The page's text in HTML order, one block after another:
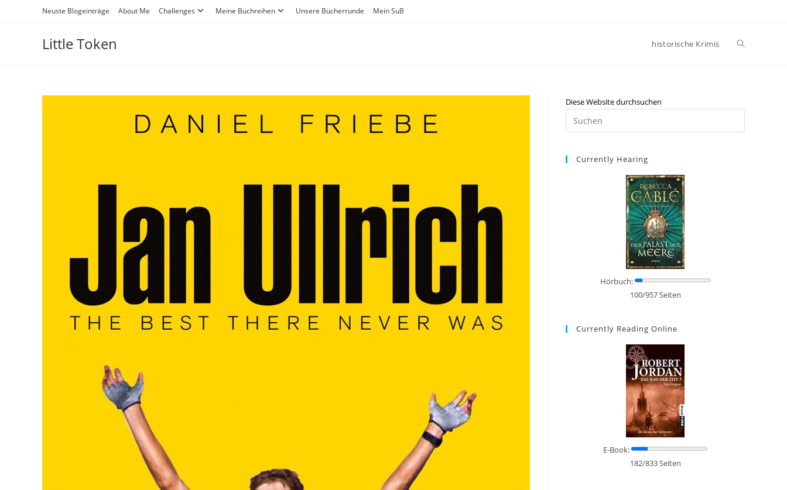
Neuste Blogeinträge About Me Challenges Meine Buchreihen Unsere Bücherrunde Mein SuB
Little Token historische Krimis
Diese Website durchsuchen
Currently Hearing
Hörbuch:
100/957 Seiten
Currently Reading Online
E-Book:
182/833 Seiten